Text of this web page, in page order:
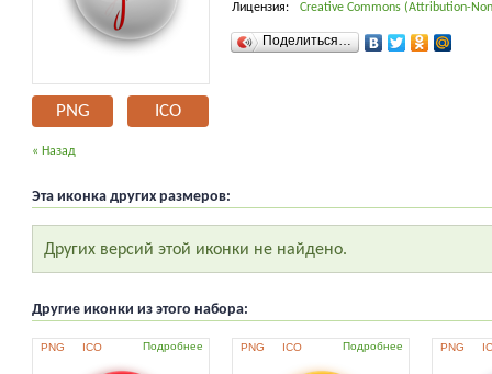
PNG ICO
Лицензия: Creative Commons (Attribution-
Поделиться…
« Назад
Эта иконка других размеров:
Других версий этой иконки не найдено.
Другие иконки из этого набора:
PNG ICO Подробнее PNG ICO Подробнее PNG